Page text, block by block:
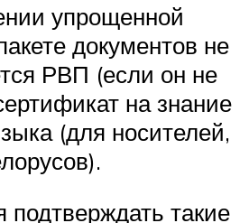
упрощенной
документов не
РВП (если он не
на знание
(для носителей,
подтверждать такие